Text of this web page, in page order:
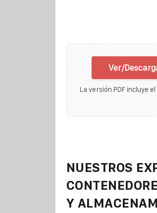
Ver/
La versión PDF incluye
NUESTROS
Y